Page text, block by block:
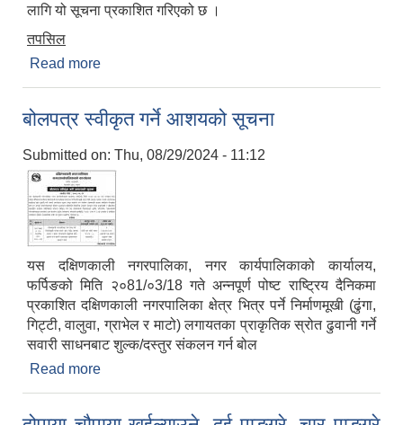
लागि यो सूचना प्रकाशित गरिएको छ ।
तपसिल
Read more
बोलपत्र स्वीकृत गर्ने आशयको सूचना
Submitted on: Thu, 08/29/2024 - 11:12
यस दक्षिणकाली नगरपालिका, नगर कार्यपालिकाको कार्यालय,
फर्पिङको मिति २०81/०3/18 गते अन्‍नपूर्ण पोष्ट राष्ट्रिय दैनिकमा
प्रकाशित दक्षिणकाली नगरपालिका क्षेत्र भित्र पर्ने निर्माणमूखी (ढुंगा,
गिट्टी, वालुवा, ग्राभेल र माटो) लगायतका प्राकृतिक स्रोत ढुवानी गर्ने
सवारी साधनबाट शुल्क/दस्तुर संकलन गर्न बोल
Read more